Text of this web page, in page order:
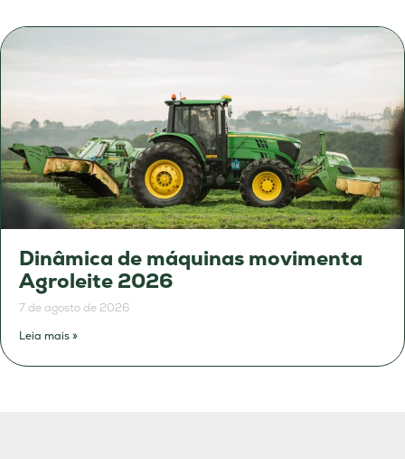
Dinâmica de máquinas movimenta
Agroleite 2026
7 de agosto de 2026
Leia mais »